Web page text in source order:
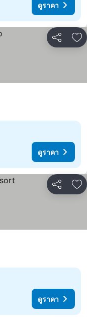
ดูราคา
แชร์ เ
ดูราคา
แชร์ เ
ดูราคา